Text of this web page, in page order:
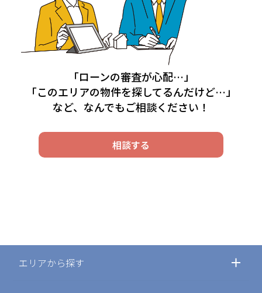
「ローンの審査が心配…」
「このエリアの物件を探してるんだけど…」
など、なんでもご相談ください！
相談する
エリアから探す